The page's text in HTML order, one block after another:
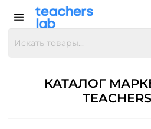
КАТАЛОГ